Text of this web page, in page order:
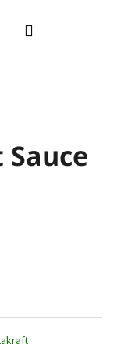
Nákupný